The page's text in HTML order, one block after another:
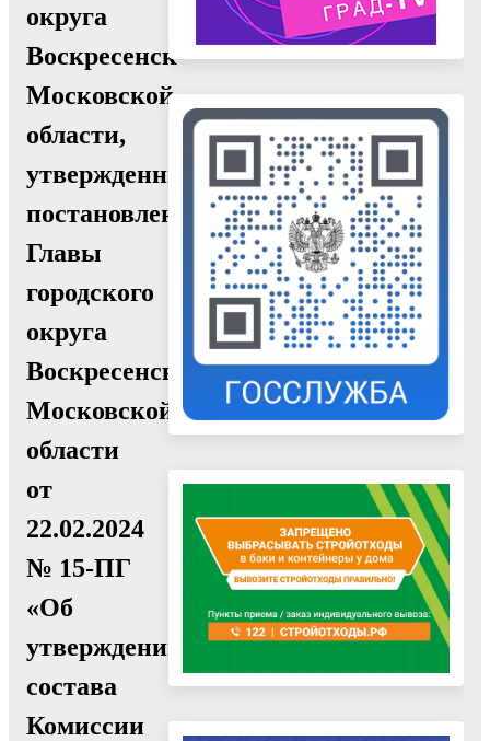
округа
Воскресенск
Московской
области,
утвержденный
постановлением
Главы
городского
округа
Воскресенск
Московской
области
от
22.02.2024
№ 15-ПГ
«Об
утверждении
состава
Комиссии